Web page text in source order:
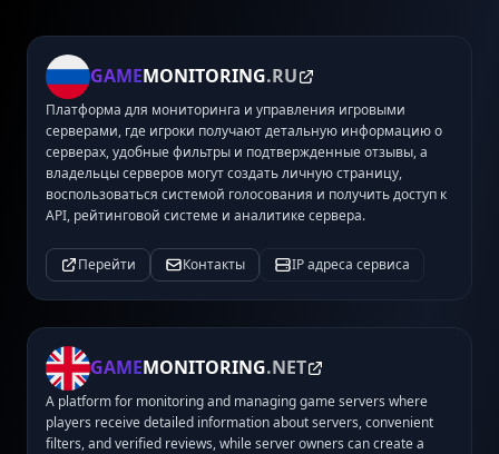
GAMEMONITORING.RU
Платформа для мониторинга и управления игровыми
серверами, где игроки получают детальную информацию о
серверах, удобные фильтры и подтвержденные отзывы, а
владельцы серверов могут создать личную страницу,
воспользоваться системой голосования и получить доступ к
API, рейтинговой системе и аналитике сервера.
Перейти Контакты IP адреса сервиса
GAMEMONITORING.NET
A platform for monitoring and managing game servers where
players receive detailed information about servers, convenient
filters, and verified reviews, while server owners can create a